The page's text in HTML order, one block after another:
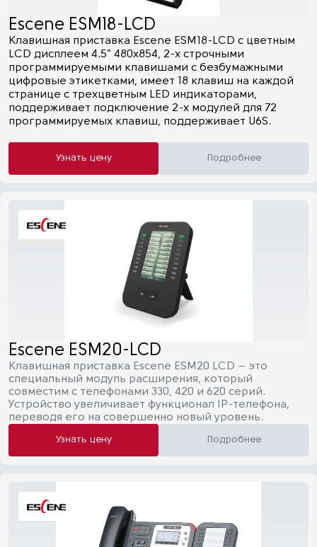
Escene ESM18-LCD
Клавишная приставка Escene ESM18-LCD с цветным
LCD дисплеем 4.5” 480x854, 2-х строчными
программируемыми клавишами с безбумажными
цифровые этикетками, имеет 18 клавиш на каждой
странице с трехцветным LED индикаторами,
поддерживает подключение 2-х модулей для 72
программируемых клавиш, поддерживает U6S.
Узнать цену Подробнее
Escene ESM20-LCD
Клавишная приставка Escene ESM20 LCD – это
специальный модуль расширения, который
совместим с телефонами 330, 420 и 620 серий.
Устройство увеличивает функционал IP-телефона,
переводя его на совершенно новый уровень.
Узнать цену Подробнее